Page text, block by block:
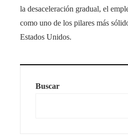
la desaceleración gradual, el
como uno de los pilares más
Estados Unidos.
Buscar